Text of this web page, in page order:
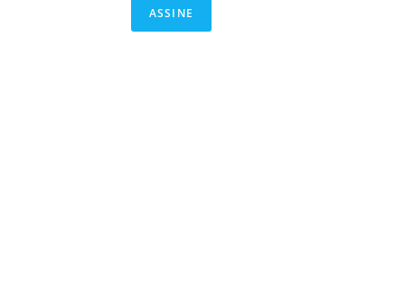
ASSINE